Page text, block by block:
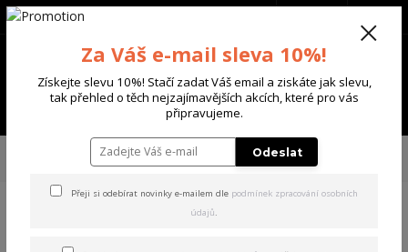
Menu
+420 702 136 620
TRIČKA & TÍLKA
Yakuza dámské tílko Mystic Curved
Crew Neck T-Shirt black S
Za Váš e-mail sleva 10%!
Získejte slevu 10%! Stačí zadat Váš email a ziskáte jak slevu,
tak přehled o těch nejzajímavějších akcích, které pro vás
připravujeme.
Odeslat
Přeji si odebírat novinky e-mailem dle podmínek zpracování osobních
údajů.